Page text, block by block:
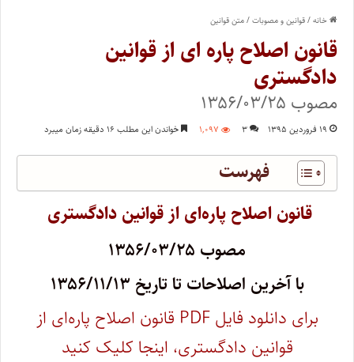
خانه/قوانین و مصوبات/متن قوانین
قانون اصلاح پاره ای از قوانین
دادگستری ‌
مصوب ۱۳۵۶/۰۳/۲۵
۱۹ فروردین ۱۳۹۵ ۳ ۱,۰۹۷ خواندن این مطلب ۱۶ دقیقه زمان میبرد
فهرست
قانون اصلاح پاره‌ای از قوانین دادگستری ‌
مصوب ۱۳۵۶/۰۳/۲۵
با آخرین اصلاحات تا تاریخ ۱۳۵۶/۱۱/۱۳
برای دانلود فایل PDF‌ ‌‌قانون اصلاح پاره‌ای از
قوانین دادگستری، اینجا کلیک کنید